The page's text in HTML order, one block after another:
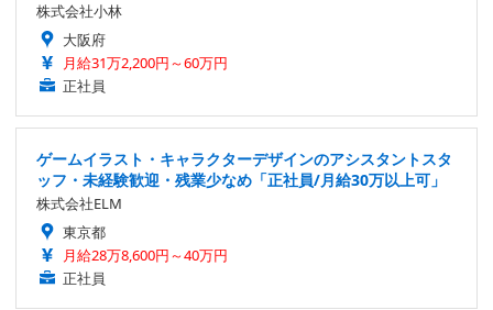
株式会社小林
大阪府
月給31万2,200円～60万円
正社員
ゲームイラスト・キャラクターデザインのアシスタントスタ
ッフ・未経験歓迎・残業少なめ「正社員/月給30万以上可」
株式会社ELM
東京都
月給28万8,600円～40万円
正社員